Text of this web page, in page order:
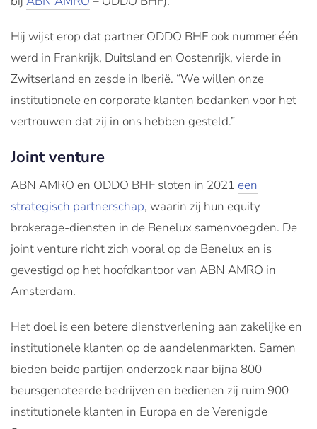
Hij wijst erop dat partner ODDO BHF ook nummer één
werd in Frankrijk, Duitsland en Oostenrijk, vierde in
Zwitserland en zesde in Iberië. “We willen onze
institutionele en corporate klanten bedanken voor het
vertrouwen dat zij in ons hebben gesteld.”
Joint venture
ABN AMRO en ODDO BHF sloten in 2021 een
strategisch partnerschap, waarin zij hun equity
brokerage-diensten in de Benelux samenvoegden. De
joint venture richt zich vooral op de Benelux en is
gevestigd op het hoofdkantoor van ABN AMRO in
Amsterdam.
Het doel is een betere dienstverlening aan zakelijke en
institutionele klanten op de aandelenmarkten. Samen
bieden beide partijen onderzoek naar bijna 800
beursgenoteerde bedrijven en bedienen zij ruim 900
institutionele klanten in Europa en de Verenigde